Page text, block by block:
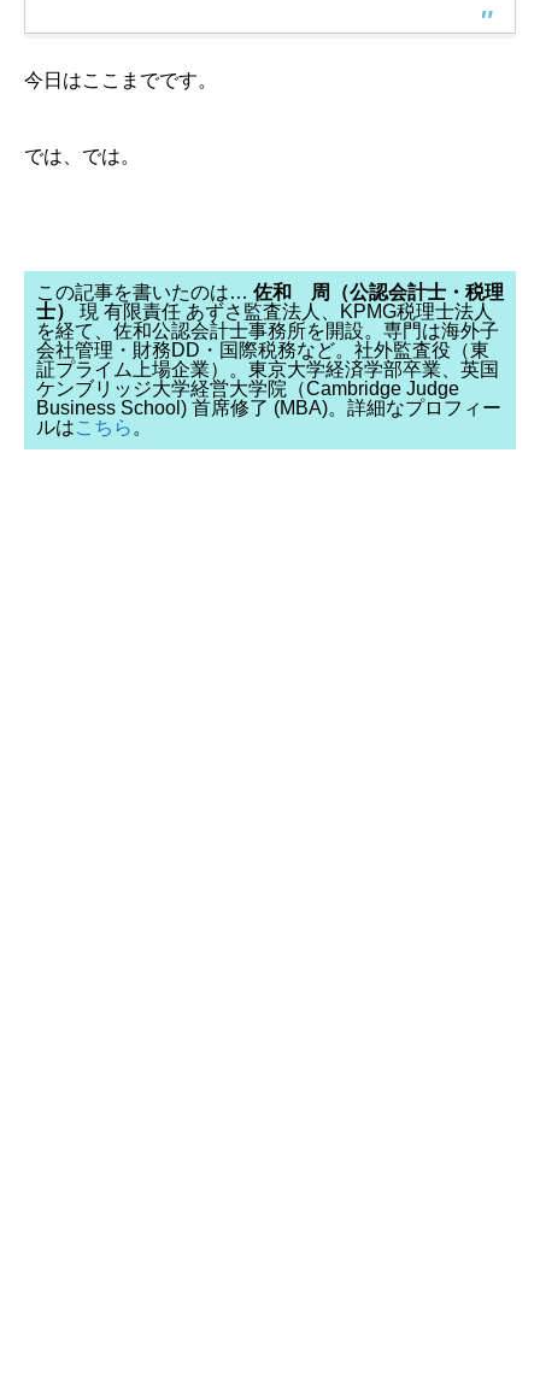
今日はここまでです。
では、では。
この記事を書いたのは… 佐和 周（公認会計士・税理
士）
現 有限責任 あずさ監査法人、KPMG税理士法人
を経て、佐和公認会計士事務所を開設。専門は海外子
会社管理・財務DD・国際税務など。社外監査役（東
証プライム上場企業）。東京大学経済学部卒業、英国
ケンブリッジ大学経営大学院（Cambridge Judge
Business School) 首席修了 (MBA)。詳細なプロフィー
ルはこちら 。